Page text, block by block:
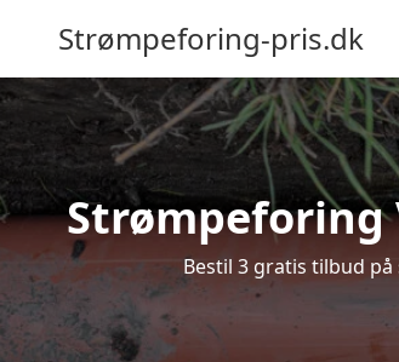
Strømpeforing-pris.dk
Strømpeforing
Bestil 3 gratis tilbud